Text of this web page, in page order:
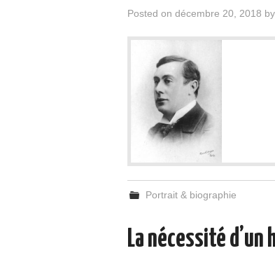
Posted on décembre 20, 2018 by
Portrait & biographie
La nécessité